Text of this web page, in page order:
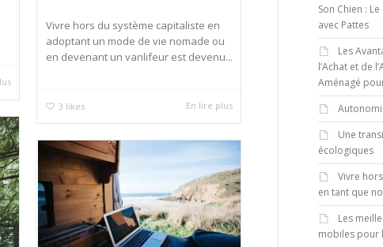
Vivre hors du système capitaliste en
adoptant un mode de vie nomade ou
en devenant un vanlifeur est devenu...
3 likes En lire plus
Son Chien :
avec Pattes
Les
l’Achat et de
Aménagé
Une
écologiques
Vivre
en tant que
Les
mobiles pour